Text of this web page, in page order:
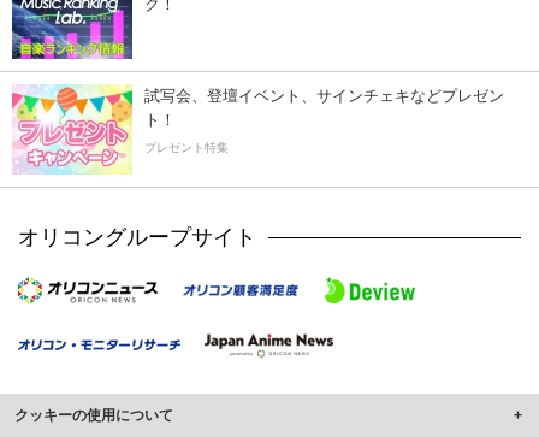
ク！
試写会、登壇イベント、サインチェキなどプレゼン
ト！
プレゼント特集
オリコングループサイト
クッキーの使用について